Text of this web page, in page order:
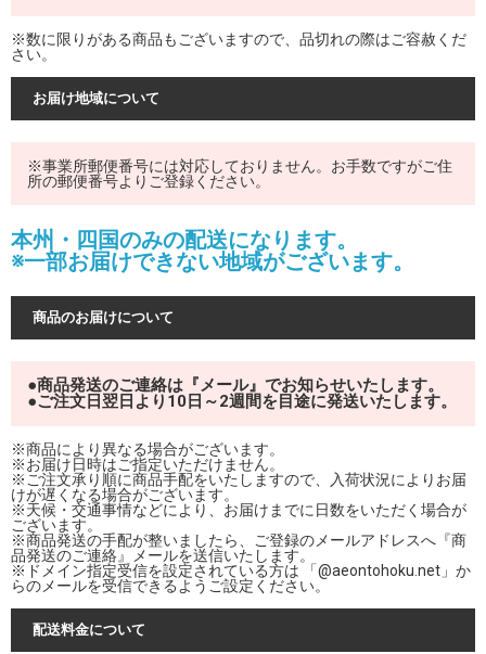
※数に限りがある商品もございますので、品切れの際はご容赦くだ
さい。
お届け地域について
※事業所郵便番号には対応しておりません。お手数ですがご住
所の郵便番号よりご登録ください。
本州・四国のみの配送になります。
※一部お届けできない地域がございます。
商品のお届けについて
●商品発送のご連絡は『メール』でお知らせいたします。
●ご注文日翌日より10日～2週間を目途に発送いたします。
※商品により異なる場合がございます。
※お届け日時はご指定いただけません。
※ご注文承り順に商品手配をいたしますので、入荷状況によりお届
けが遅くなる場合がございます。
※天候・交通事情などにより、お届けまでに日数をいただく場合が
ございます。
※商品発送の手配が整いましたら、ご登録のメールアドレスへ『商
品発送のご連絡』メールを送信いたします。
※ドメイン指定受信を設定されている方は 「@aeontohoku.net」か
らのメールを受信できるようご設定ください。
配送料金について